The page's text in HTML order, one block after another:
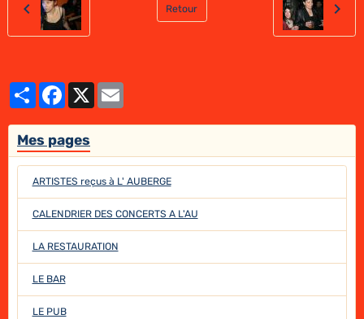
Retour
PartagerFacebook
X
Mes pages
ARTISTES reçus à L' AUBERGE
CALENDRIER DES CONCERTS A L'AU
LA RESTAURATION
LE BAR
LE PUB